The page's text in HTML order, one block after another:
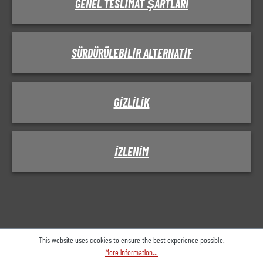
GENEL TESLIMAT ŞARTLARI
SÜRDÜRÜLEBILIR ALTERNATIF
GIZLILIK
IZLENIM
This website uses cookies to ensure the best experience possible.
More information...